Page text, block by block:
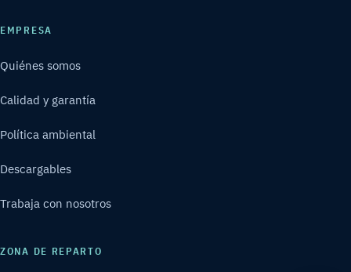
EMPRESA
Quiénes somos
Calidad y garantía
Política ambiental
Descargables
Trabaja con nosotros
ZONA DE REPARTO